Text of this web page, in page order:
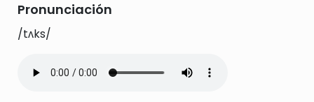
Pronunciación
/tʌks/